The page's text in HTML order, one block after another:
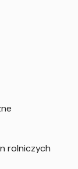
rolniczych